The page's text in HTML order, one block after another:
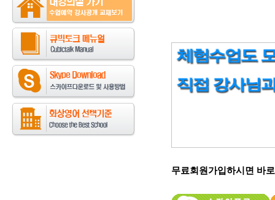
무료회원가입하시면 바